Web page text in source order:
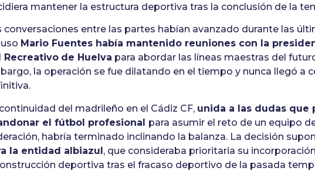
mantener la estructura deportiva tras la conclusión de la
conversaciones entre las partes habían avanzado durante las
Mario Fuentes había mantenido reuniones con la
Recreativo de Huelva para abordar las líneas maestras del
la operación se fue dilatando en el tiempo y nunca llegó a
del madrileño en el Cádiz CF, unida a las dudas que
el fútbol profesional para asumir el reto de un equipo
habría terminado inclinando la balanza. La decisión
la entidad albiazul, que consideraba prioritaria su
deportiva tras el fracaso deportivo de la pasada